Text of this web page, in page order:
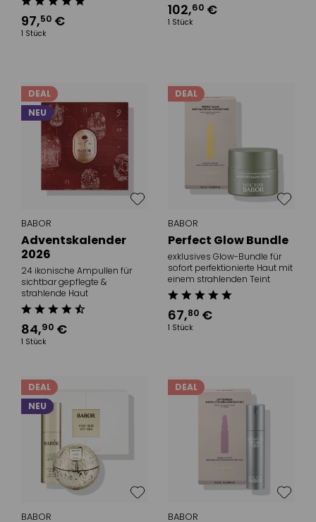
97,50 €
1 Stück
102,60 €
1 Stück
DEAL
NEU
BABOR
Adventskalender
2026
24 ikonische Ampullen für
sichtbar gepflegte &
strahlende Haut
84,90 €
1 Stück
DEAL
BABOR
Perfect Glow Bundle
exklusives Glow-Bundle für
sofort perfektionierte Haut mit
einem strahlenden Teint
67,80 €
1 Stück
DEAL
NEU
BABOR
DEAL
BABOR